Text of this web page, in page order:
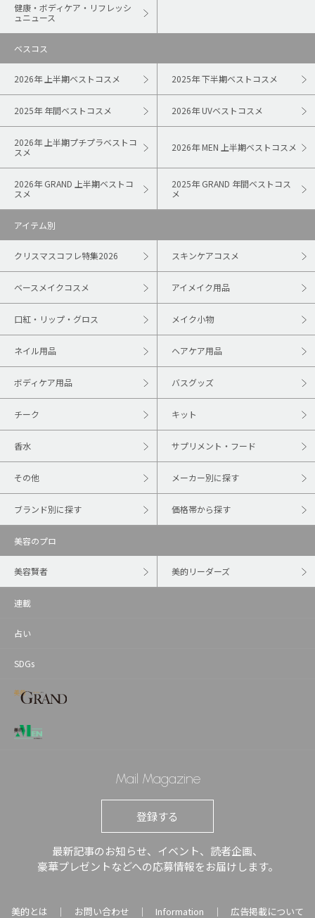
健康・ボディケア・リフレッシ
ュニュース
ベスコス
2026年 上半期ベストコスメ 2025年 下半期ベストコスメ
2025年 年間ベストコスメ 2026年 UVベストコスメ
2026年 上半期プチプラベストコ
スメ
2026年 MEN 上半期ベストコスメ
2026年 GRAND 上半期ベストコ
スメ
2025年 GRAND 年間ベストコス
メ
アイテム別
クリスマスコフレ特集2026 スキンケアコスメ
ベースメイクコスメ アイメイク用品
口紅・リップ・グロス メイク小物
ネイル用品 ヘアケア用品
ボディケア用品 バスグッズ
チーク キット
香水 サプリメント・フード
その他 メーカー別に探す
ブランド別に探す 価格帯から探す
美容のプロ
美容賢者 美的リーダーズ
連載
占い
SDGs
Mail Magazine
登録する
最新記事のお知らせ、イベント、読者企画、
豪華プレゼントなどへの応募情報をお届けします。
美的とは ｜ お問い合わせ ｜ Information ｜ 広告掲載について